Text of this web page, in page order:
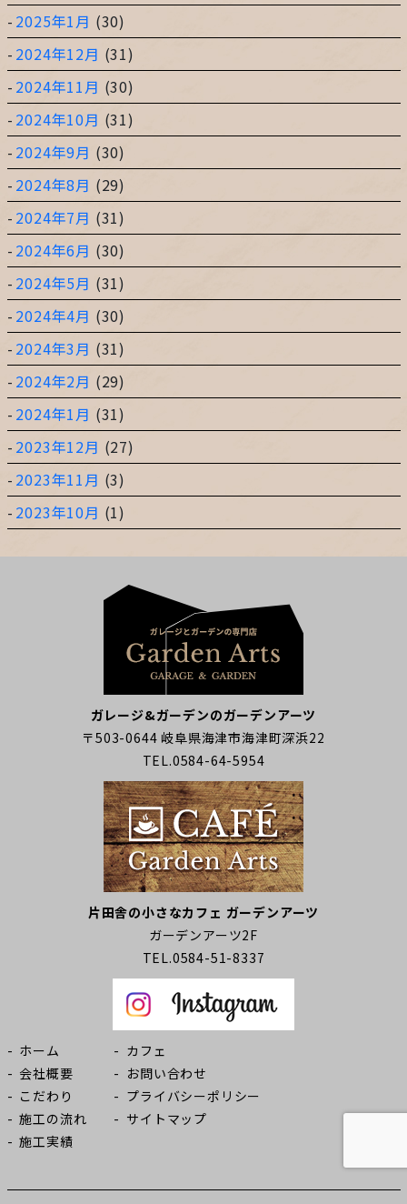
2025年1月 (30)
2024年12月 (31)
2024年11月 (30)
2024年10月 (31)
2024年9月 (30)
2024年8月 (29)
2024年7月 (31)
2024年6月 (30)
2024年5月 (31)
2024年4月 (30)
2024年3月 (31)
2024年2月 (29)
2024年1月 (31)
2023年12月 (27)
2023年11月 (3)
2023年10月 (1)
ガレージ&ガーデンのガーデンアーツ
〒503-0644 岐阜県海津市海津町深浜22
TEL.0584-64-5954
片田舎の小さなカフェ ガーデンアーツ
ガーデンアーツ2F
TEL.0584-51-8337
ホーム
会社概要
こだわり
施工の流れ
施工実績
カフェ
お問い合わせ
プライバシーポリシー
サイトマップ